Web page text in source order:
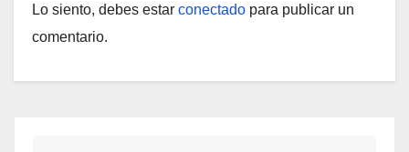
Lo siento, debes estar conectado para publicar un
comentario.